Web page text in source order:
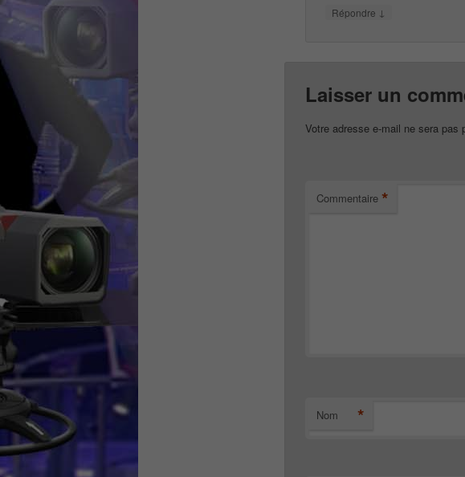
Répondre ↓
Laisser un
Votre adresse e-mail ne sera pas
Commentaire *
Nom *